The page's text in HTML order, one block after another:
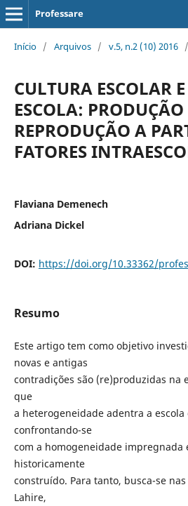
Professare
Início / Arquivos / v.5, n.2 (10) 2016 /
CULTURA ESCOLAR
ESCOLA: PRODUÇÃO
REPRODUÇÃO A
FATORES
Flaviana Demenech
Adriana Dickel
DOI: https://doi.org/10.33362/
Resumo
Este artigo tem como objetivo
novas e antigas
contradições são (re)produzidas na
que
a heterogeneidade adentra a escola
confrontando-se
com a homogeneidade
historicamente
construído. Para tanto, busca-se
Lahire,